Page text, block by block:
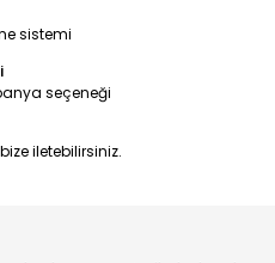
sistemi
seçeneği
iletebilirsiniz.